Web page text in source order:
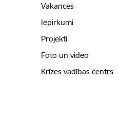
Vakances
Iepirkumi
Projekti
Foto un video
Krīzes vadības centrs